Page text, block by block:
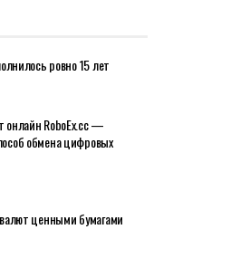
ровно 15 лет
онлайн RoboEx.cc —
обмена цифровых
ценными бумагами